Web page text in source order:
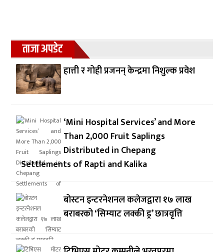
ताजा अपडेट
हात्ती र गोही प्रजनन् केन्द्रमा निशुल्क प्रवेश
‘Mini Hospital Services’ and More
Than 2,000 Fruit Saplings
Distributed in Chepang
Settlements of Rapti and Kalika
बोस्टन इन्टरनेशनल कलेजद्वारा १७ लाख
बराबरको ‘सिम्याट लक्की ड्र’ छात्रवृत्ति